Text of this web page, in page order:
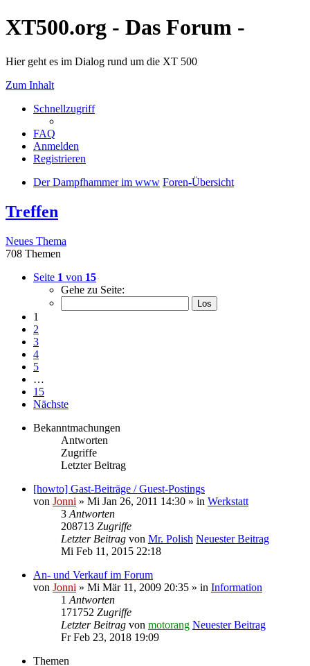
XT500.org - Das Forum -
Hier geht es im Dialog rund um die XT 500
Zum Inhalt
Schnellzugriff
FAQ
Anmelden
Registrieren
Der Dampfhammer im www Foren-Übersicht
Treffen
Neues Thema
708 Themen
Seite 1 von 15
Gehe zu Seite:
1
2
3
4
5
…
15
Nächste
Bekanntmachungen
Antworten
Zugriffe
Letzter Beitrag
[howto] Gast-Beiträge / Guest-Postings
von Jonni » Mi Jan 26, 2011 14:30 » in Werkstatt
3 Antworten
208713 Zugriffe
Letzter Beitrag von Mr. Polish Neuester Beitrag
Mi Feb 11, 2015 22:18
An- und Verkauf im Forum
von Jonni » Mi Mär 11, 2009 20:35 » in Information
1 Antworten
171752 Zugriffe
Letzter Beitrag von motorang Neuester Beitrag
Fr Feb 23, 2018 19:09
Themen